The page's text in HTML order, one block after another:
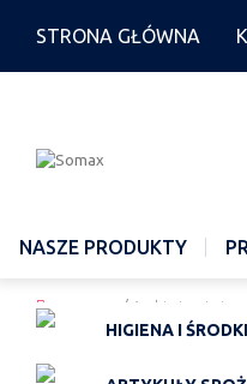
STRONA GŁÓWNA
NASZE PRODUKTY
HIGIENA I
/ Archiwizacja i